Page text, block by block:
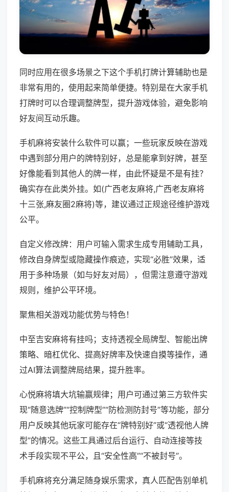
同时应用在很多场景之下这个手机打牌计算辅助也是
非常有用的，使用起来简单便捷。特别是在大家手机
打牌时可以合理调整牌型，提升游戏体验，避免影响
好友间互动乐趣。
手机麻将安装什么软件可以赢；一些玩家反映在游戏
中遇到部分用户的牌特别好，总是能拿到好牌，甚至
好像能看到其他人的牌一样，由此怀疑是不是有挂？
确实存在此类外挂。如(广西老友麻将,广西老友麻将
十三张,麻友圈2麻将)等，建议通过正规途径维护游戏
公平。
自定义修改牌：用户可输入需求生成专用辅助工具，
修改自身牌型或隐藏操作痕迹，实现“必胜”效果，适
用于多种场景（如与好友对局），但需注意遵守游戏
规则，维护公平环境。
聚焦相关游戏功能优势与特色！
中至吉安麻将有挂吗；支持透视全局牌型、智能出牌
策略、暗杠优化、提高好牌率及快速自摸等操作，通
过AI算法调整牌局结果，提升胜率。
心悦麻将填大坑输赢规律；用户可通过第三方软件实
现“随意选牌”“控制牌型”“防检测防封号”等功能，部分
用户反映其他玩家可能存在“牌特别好”或“透视他人牌
型”的情况。这些工具通过后台运行、自动连接等技
术手段实现不平公，且“安全性高”“不被封号”。
手机麻将充分满足随身娱乐需求，真人匹配告别单机